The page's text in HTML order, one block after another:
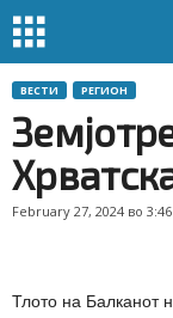
ВЕСТИ РЕГИОН
February 27, 2024 во 3:46
Тлото на Балканот